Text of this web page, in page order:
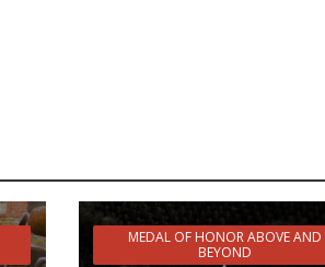
MEDAL OF HONOR ABOVE AND
BEYOND